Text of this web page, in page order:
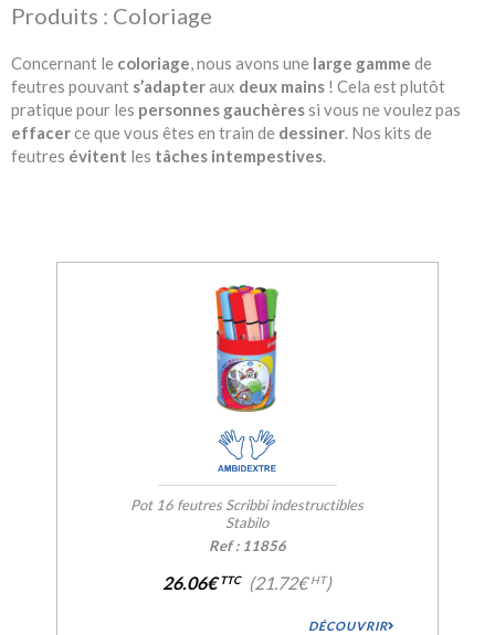
Produits : Coloriage
Concernant le coloriage , nous avons une large gamme de
feutres pouvant s’adapteraux deux mains ! Cela est plutôt
pratique pour les personnes gauchèressi vous ne voulez pas
effacerce que vous êtes en train de dessiner . Nos kits de
feutres évitent les tâches intempestives
Pot 16 feutres Scribbi indestructibles
Stabilo
Ref : 11856
26.06€TTC (21.72€HT)
DÉCOUVRIR